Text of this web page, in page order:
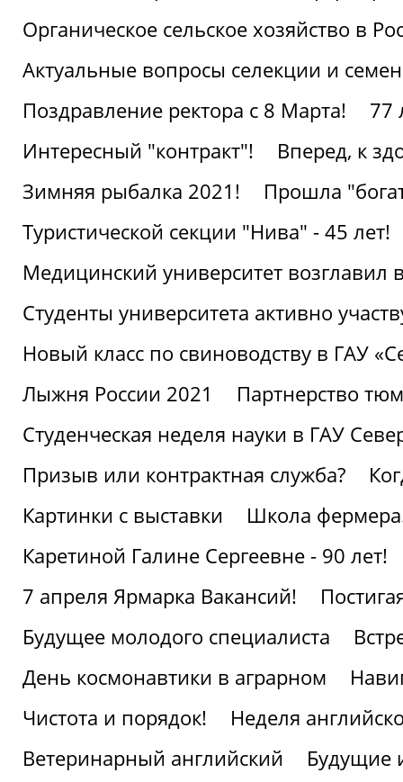
Органическое сельское хозяйство в
Актуальные вопросы селекции и
Поздравление ректора с 8 Марта!
77
Интересный "контракт"!
Вперед, к
Зимняя рыбалка 2021!
Прошла
Туристической секции "Нива" - 45 лет!
Медицинский университет возглавил
Студенты университета активно
Новый класс по свиноводству в ГАУ
Лыжня России 2021
Партнерство
Студенческая неделя науки в ГАУ
Призыв или контрактная служба?
Картинки с выставки
Школа
Каретиной Галине Сергеевне - 90 лет!
7 апреля Ярмарка Вакансий!
Будущее молодого специалиста
День космонавтики в аграрном
Чистота и порядок!
Неделя
Ветеринарный английский
Будущие